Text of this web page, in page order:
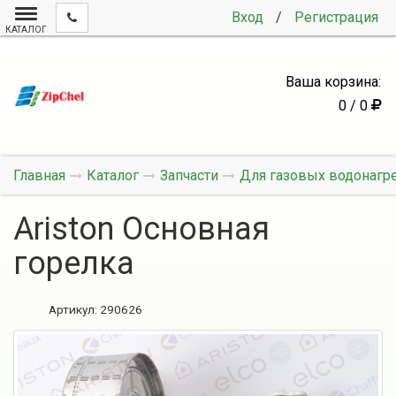
Вход / Регистрация
КАТАЛОГ
Ваша корзина:
0 / 0
Главная Каталог Запчасти Для газовых
Ariston Основная
горелка
Артикул: 290626